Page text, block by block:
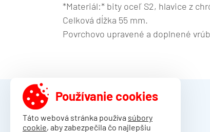
*Materiál:* bity oceľ S2, hlavice z
Celková dĺžka 55 mm.
Povrchovo upravené a doplnené
DAMO Slovakia s.r.o.
Trenčianske Stankovce 3044
Používanie cookies
Táto webová stránka používa súbory
cookie, aby zabezpečila čo najlepšiu